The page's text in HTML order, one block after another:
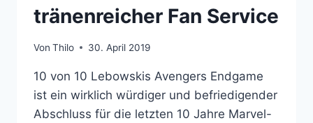
tränenreicher Fan Service
Von Thilo 30. April 2019
10 von 10 Lebowskis Avengers Endgame
ist ein wirklich würdiger und befriedigender
Abschluss für die letzten 10 Jahre Marvel-